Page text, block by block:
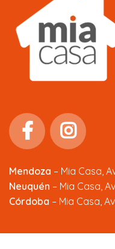
Mendoza – Mia Casa,
Neuquén – Mia Casa,
Córdoba – Mia Casa,